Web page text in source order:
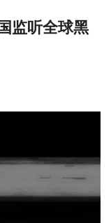
监听全球黑